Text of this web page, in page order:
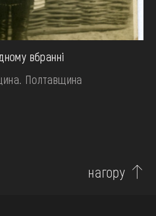
вбранні
Полтавщина
нагору